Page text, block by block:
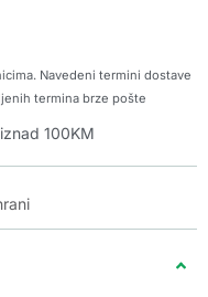
Navedeni termini dostave
termina brze pošte
100KM